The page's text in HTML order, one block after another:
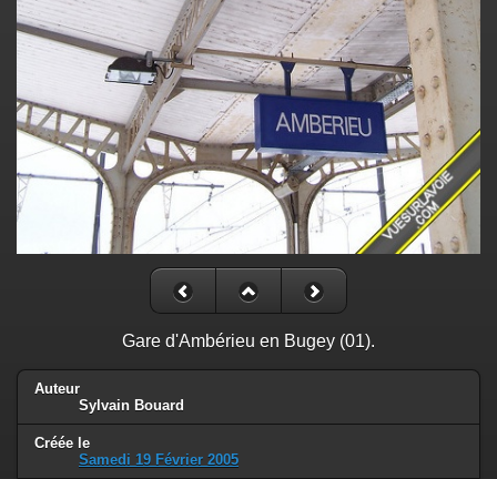
Gare d'Ambérieu en Bugey (01).
Auteur
Sylvain Bouard
Créée le
Samedi 19 Février 2005